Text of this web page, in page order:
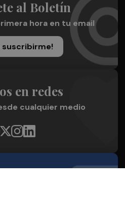
al Boletín
hora en tu email
suscribirme!
en redes
cualquier medio